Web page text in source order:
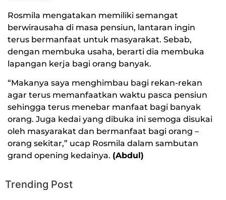
Rosmila mengatakan memiliki semangat
berwirausaha di masa pensiun, lantaran ingin
terus bermanfaat untuk masyarakat. Sebab,
dengan membuka usaha, berarti dia membuka
lapangan kerja bagi orang banyak.
“Makanya saya menghimbau bagi rekan-rekan
agar terus memanfaatkan waktu pasca pensiun
sehingga terus menebar manfaat bagi banyak
orang. Juga kedai yang dibuka ini semoga disukai
oleh masyarakat dan bermanfaat bagi orang –
orang sekitar,” ucap Rosmila dalam sambutan
grand opening kedainya. (Abdul)
Trending Post